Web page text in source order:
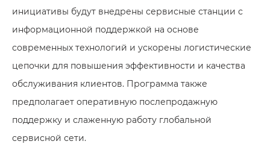
инициативы будут внедрены сервисные станции с
информационной поддержкой на основе
современных технологий и ускорены логистические
цепочки для повышения эффективности и качества
обслуживания клиентов. Программа также
предполагает оперативную послепродажную
поддержку и слаженную работу глобальной
сервисной сети.